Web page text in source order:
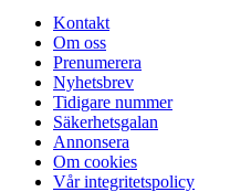
Kontakt
Om oss
Prenumerera
Nyhetsbrev
Tidigare nummer
Säkerhetsgalan
Annonsera
Om cookies
Vår integritetspolicy